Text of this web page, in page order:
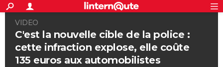
ACTUALITÉS
SPORT
Coupe du monde 2026
Football
Tennis
Cyclisme
Rugby
Forum
CULTURE
VIDEO
C'est la nouvelle cible de la police :
cette infraction explose, elle coûte
135 euros aux automobilistes